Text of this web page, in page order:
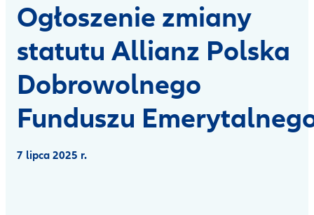
Ogłoszenie zmiany
statutu Allianz Polska
Dobrowolnego
Funduszu
7 lipca 2025 r.